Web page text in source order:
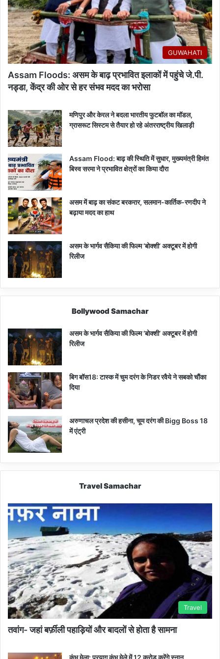
GUWAHATI
Assam Floods: असम के बाढ़ प्रभावित इलाकों में पहुंचे जे.पी.
नड्डा, केंद्र की ओर से हर संभव मदद का भरोसा
मणिपुर और केरल ने बदला भारतीय फुटबॉल का मॉडल,
ग्रासरूट सिस्टम से तैयार हो रहे अंतरराष्ट्रीय खिलाड़ी
Assam Flood: बाढ़ की स्थिति में सुधार, मुख्यमंत्री हिमंत
बिस्व सरमा ने प्रभावित क्षेत्रों का किया दौरा
असम में बाढ़ का संकट बरकरार, सलमान-कार्तिक-रणदीप ने
बढ़ाया मदद का हाथ
असम के भार्गव सैकिया की फिल्म ‘बोक्शी’ अक्टूबर में होगी
रिलीज
Bollywood Samachar
असम के भार्गव सैकिया की फिल्म ‘बोक्शी’ अक्टूबर में होगी
रिलीज
बिग बॉस18: टास्क में चुम दरंग के निडर रवैये ने सबको चौंका
दिया
अरुणाचल प्रदेश की हसीना, चूम दरंग की Bigg Boss 18
में एंट्री
Travel Samachar
Travel
तवांग- जहां बर्फ़ीली पहाड़ियों और बादलों से होता है सामना
कुंभ मेला: प्रयाग कुंभ मेले में 12 करोड़ करेंगे स्नान